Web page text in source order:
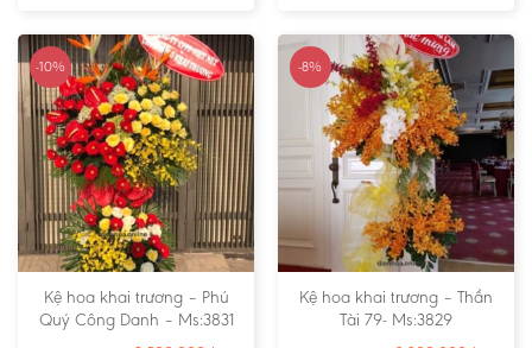
-10%
Kệ hoa khai trương – Phú
Quý Công Danh – Ms:3831
-8%
Kệ hoa khai trương – Thần
Tài 79- Ms:3829